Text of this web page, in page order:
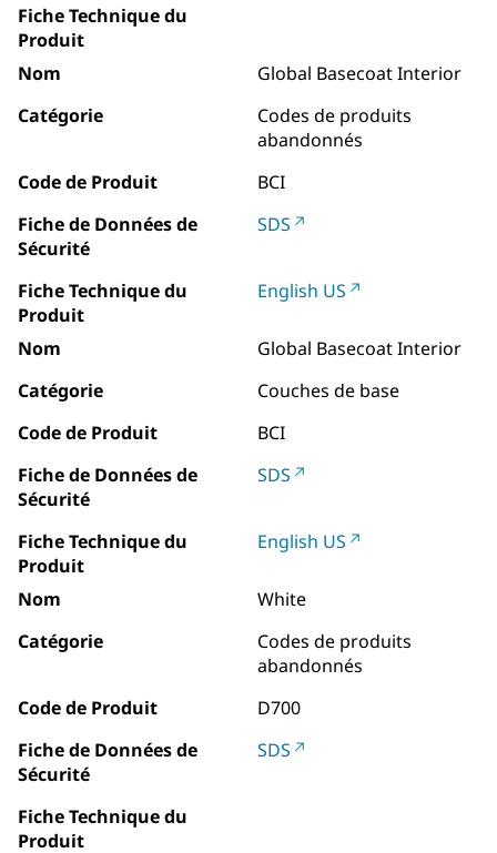
Fiche Technique du
Produit
Nom
Global Basecoat Interior
Catégorie
Codes de produits
abandonnés
Code de Produit
BCI
Fiche de Données de
Sécurité
SDS
Fiche Technique du
Produit
English US
Nom
Global Basecoat Interior
Catégorie
Couches de base
Code de Produit
BCI
Fiche de Données de
Sécurité
SDS
Fiche Technique du
Produit
English US
Nom
White
Catégorie
Codes de produits
abandonnés
Code de Produit
D700
Fiche de Données de
Sécurité
SDS
Fiche Technique du
Produit